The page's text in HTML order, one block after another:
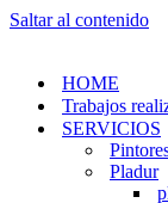
Saltar al contenido
HOME
Trabajos
SERVICIOS
Pladur